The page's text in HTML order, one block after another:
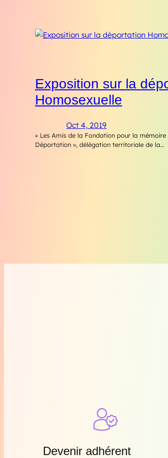
Exposition sur la
Homosexuelle
Oct 4, 2019
« Les Amis de la Fondation pour la mémoire
Déportation », délégation territoriale de la…
Devenir adhérent